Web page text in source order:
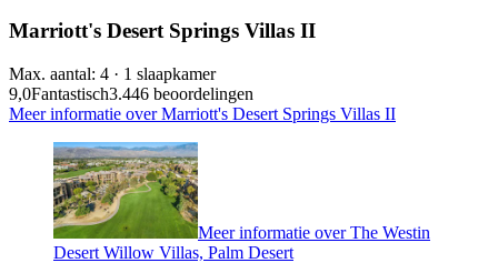
Marriott's Desert Springs Villas II
Max. aantal: 4 · 1 slaapkamer
9,0Fantastisch3.446 beoordelingen
Meer informatie over Marriott's Desert Springs Villas II
Meer informatie over The Westin
Desert Willow Villas, Palm Desert